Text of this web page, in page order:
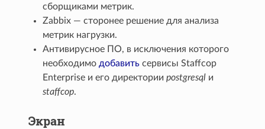
сборщиками метрик.
Zabbix — сторонее решение для анализа
метрик нагрузки.
Антивирусное ПО, в исключения которого
необходимо добавить сервисы Staffcop
Enterprise и его директорииpostgresql и
staffcop.
Экран